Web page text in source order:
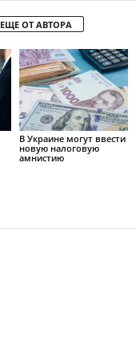
ЕЩЕ ОТ АВТОРА
В Украине могут ввести
новую налоговую
амнистию